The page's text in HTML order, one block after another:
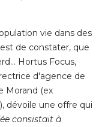
vie dans des
de constater, que
Hortus Focus,
d'agence de
Morand (ex
dévoile une offre qui
consistait à